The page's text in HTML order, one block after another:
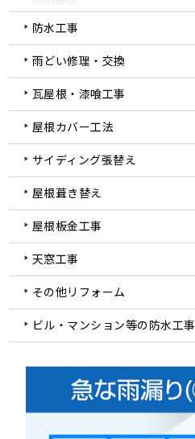
防水工事
雨どい修理・交換
瓦屋根・漆喰工事
屋根カバー工法
サイディング張替え
屋根葺き替え
屋根板金工事
天窓工事
その他リフォーム
ビル・マンション等の防水工事